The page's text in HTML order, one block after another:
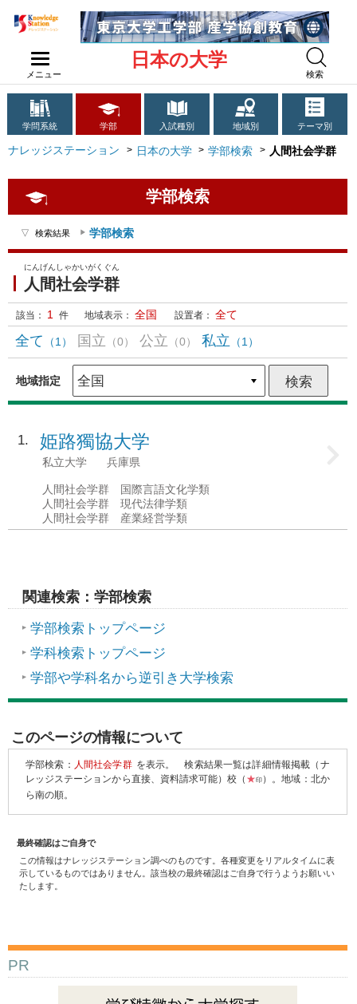
メニュー
日本の大学
検索
学問系統 学部 入試種別 地域別 テーマ別
ナレッジステーション 日本の大学 学部検索 人間社会学群
学部検索
検索結果 学部検索
にんげんしゃかいがくぐん
人間社会学群
該当： 1 件 地域表示： 全国 設置者： 全て
全て （1） 国立 （0） 公立 （0） 私立 （1）
地域指定
1 姫路獨協大学
私立大学 兵庫県
人間社会学群 国際言語文化学類
人間社会学群 現代法律学類
人間社会学群 産業経営学類
関連検索：学部検索
学部検索トップページ
学科検索トップページ
学部や学科名から逆引き大学検索
このページの情報について
学部検索： 人間社会学群 を表示。
検索結果一覧は詳細情報掲載（ナ
レッジステーションから直接、資料請求可能）校（ ★印 ）。地域：北か
ら南の順。
最終確認はご自身で
この情報はナレッジステーション調べのものです。各種変更をリアルタイムに表
示しているものではありません。該当校の最終確認はご自身で行うようお願いい
たします。
PR